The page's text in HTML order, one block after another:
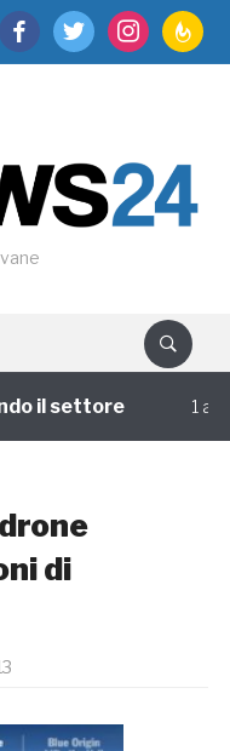
facebooktwitter instagram
il settore 1 annofa
di